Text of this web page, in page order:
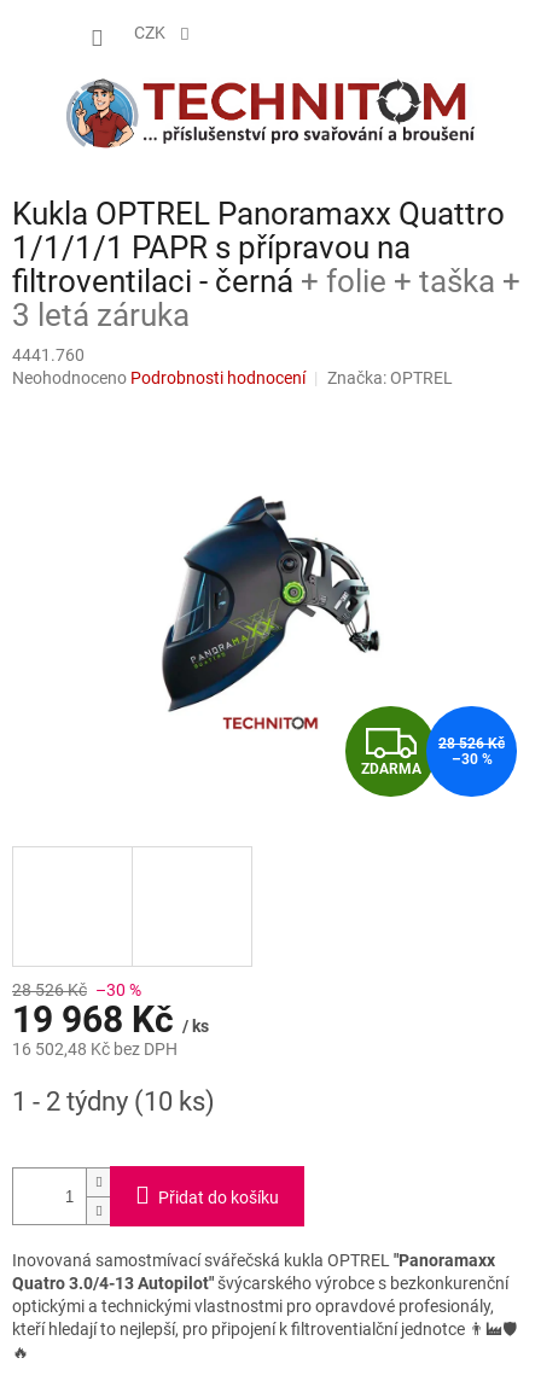
CZK
Kukla OPTREL Panoramaxx Quattro
1/1/1/1 PAPR s přípravou na
filtroventilaci - černá + folie + taška +
3 letá záruka
4441.760
Průměrné
Neohodnoceno Podrobnosti hodnocení Značka: OPTREL
Z
D
ZDARMA
28 526 Kč
–30 %
28 526 Kč –30 %
19 968 Kč / ks
16 502,48 Kč bez DPH
cena:
1 - 2 týdny (10 ks)
Přidat do košíku
Inovovaná samostmívací svářečská kukla OPTREL"Panoramaxx
Quatro 3.0/4-13 Autopilot" švýcarského výrobce s bezkonkurenční
optickými a technickými vlastnostmi pro opravdové profesionály,
kteří hledají to nejlepší, pro připojení k filtroventialční jednotce 👨‍🏭🛡️
🔥